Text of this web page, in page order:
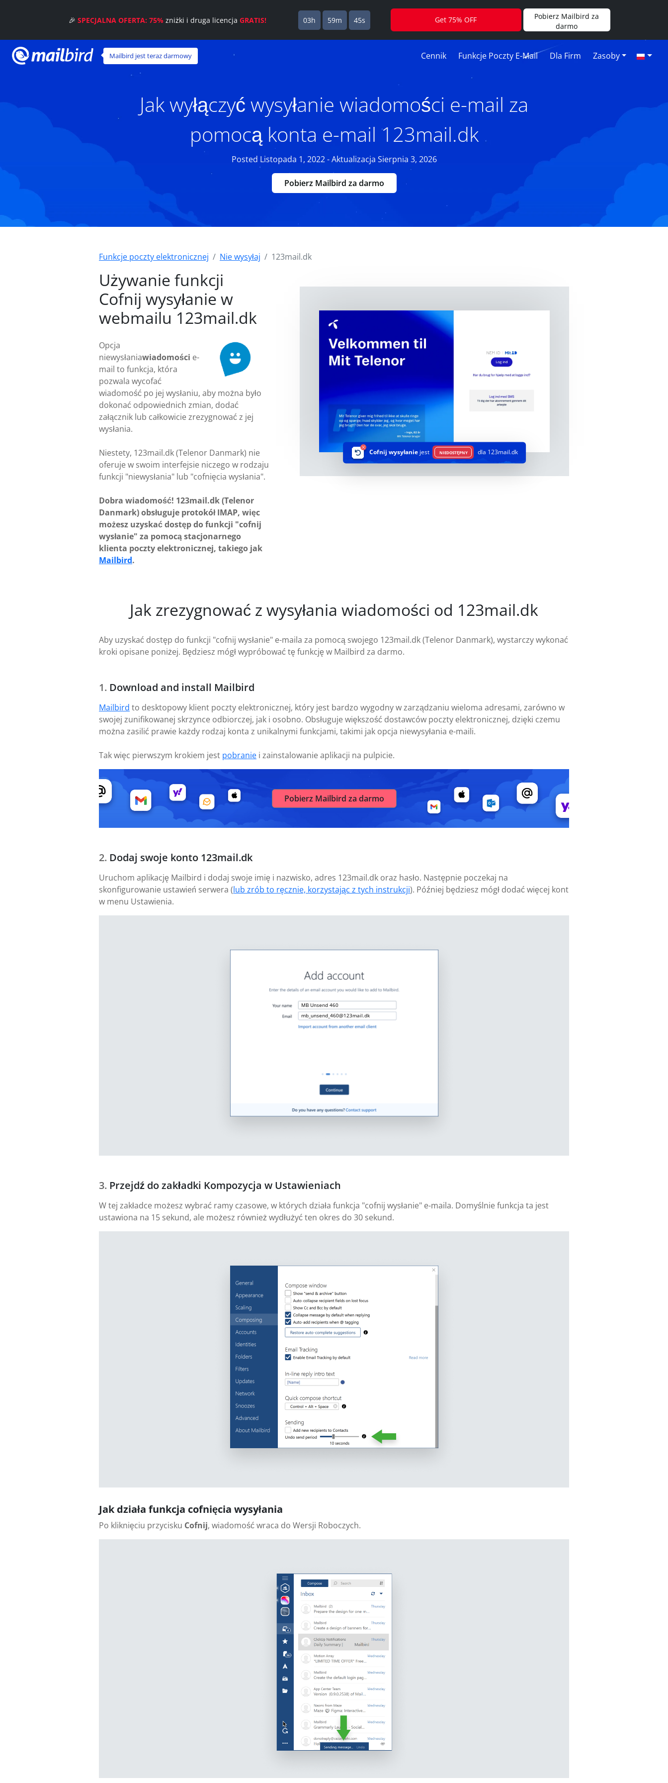
Mailbird jest teraz darmowy Cennik Funkcje Poczty E-Mail Dla Firm Zasoby
Jak wyłączyć wysyłanie wiadomości e-mail za
pomocą konta e-mail 123mail.dk
Posted Listopada 1, 2022 - Aktualizacja Sierpnia 3, 2026
Pobierz Mailbird za darmo
Funkcje poczty elektronicznej Nie wysyłaj 123mail.dk
Używanie funkcji
Cofnij wysyłanie w
webmailu 123mail.dk
Opcja
niewysłaniawiadomości e-
mail to funkcja, która
pozwala wycofać
wiadomość po jej wysłaniu, aby można było
dokonać odpowiednich zmian, dodać
załącznik lub całkowicie zrezygnować z jej
wysłania.
Niestety, 123mail.dk (Telenor Danmark) nie
oferuje w swoim interfejsie niczego w rodzaju
funkcji "niewysłania" lub "cofnięcia wysłania".
Dobra wiadomość! 123mail.dk (Telenor
Danmark) obsługuje protokół IMAP, więc
możesz uzyskać dostęp do funkcji "cofnij
wysłanie" za pomocą stacjonarnego
klienta poczty elektronicznej, takiego jak
Mailbird.
Cofnij wysyłaniejest NIEDOSTĘPNY dla 123mail.dk
Jak zrezygnować z wysyłania wiadomości od 123mail.dk
Aby uzyskać dostęp do funkcji "cofnij wysłanie" e-maila za pomocą swojego 123mail.dk (Telenor Danmark), wystarczy wykonać
kroki opisane poniżej. Będziesz mógł wypróbować tę funkcję w Mailbird za darmo.
Download and install Mailbird
Mailbird to desktopowy klient poczty elektronicznej, który jest bardzo wygodny w zarządzaniu wieloma adresami, zarówno w
swojej zunifikowanej skrzynce odbiorczej, jak i osobno. Obsługuje większość dostawców poczty elektronicznej, dzięki czemu
można zasilić prawie każdy rodzaj konta z unikalnymi funkcjami, takimi jak opcja niewysyłania e-maili.
Tak więc pierwszym krokiem jest pobranie i zainstalowanie aplikacji na pulpicie.
Pobierz Mailbird za darmo
Dodaj swoje konto 123mail.dk
Uruchom aplikację Mailbird i dodaj swoje imię i nazwisko, adres 123mail.dk oraz hasło. Następnie poczekaj na
skonfigurowanie ustawień serwera (lub zrób to ręcznie, korzystając z tych instrukcji). Później będziesz mógł dodać więcej kont
w menu Ustawienia.
MB Unsend 460
mb_unsend_460@123mail.dk
Przejdź do zakładki Kompozycja w Ustawieniach
W tej zakładce możesz wybrać ramy czasowe, w których działa funkcja "cofnij wysłanie" e-maila. Domyślnie funkcja ta jest
ustawiona na 15 sekund, ale możesz również wydłużyć ten okres do 30 sekund.
Jak działa funkcja cofnięcia wysyłania
Po kliknięciu przycisku Cofnij, wiadomość wraca do Wersji Roboczych.
🎉SPECJALNA OFERTA: 75% zniżki i druga licencjaGRATIS! 03h 59m 44s Get 75% OFF
Pobierz Mailbird za
darmo